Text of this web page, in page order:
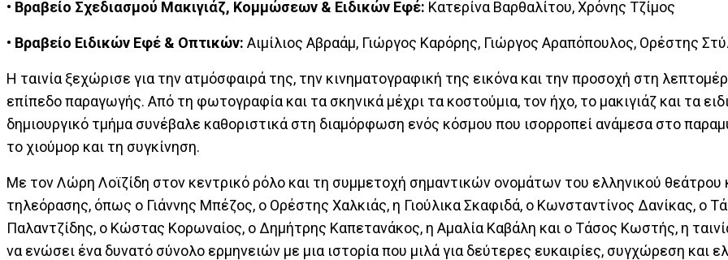
• Βραβείο Σχεδιασμού Μακιγιάζ, Κομμώσεων & Ειδικών Εφέ: Κατερίνα Βαρθαλίτου, Χρόνης Τζίμος
• Βραβείο Ειδικών Εφέ & Οπτικών: Αιμίλιος Αβραάμ, Γιώργος Καρόρης, Γιώργος Αραπόπουλος, Ορέστης
Η ταινία ξεχώρισε για την ατμόσφαιρά της, την κινηματογραφική της εικόνα και την προσοχή στη
επίπεδο παραγωγής. Από τη φωτογραφία και τα σκηνικά μέχρι τα κοστούμια, τον ήχο, το μακιγιάζ και τα
δημιουργικό τμήμα συνέβαλε καθοριστικά στη διαμόρφωση ενός κόσμου που ισορροπεί ανάμεσα στο
το χιούμορ και τη συγκίνηση.
Με τον Λώρη Λοϊζίδη στον κεντρικό ρόλο και τη συμμετοχή σημαντικών ονομάτων του ελληνικού θεάτρου
τηλεόρασης, όπως ο Γιάννης Μπέζος, ο Ορέστης Χαλκιάς, η Γιούλικα Σκαφιδά, ο Κωνσταντίνος Δανίκας, ο
Παλαντζίδης, ο Κώστας Κορωναίος, ο Δημήτρης Καπετανάκος, η Αμαλία Καβάλη και ο Τάσος Κωστής, η
να ενώσει ένα δυνατό σύνολο ερμηνειών με μια ιστορία που μιλά για δεύτερες ευκαιρίες, συγχώρεση και